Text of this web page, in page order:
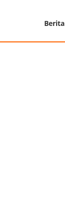
Berita